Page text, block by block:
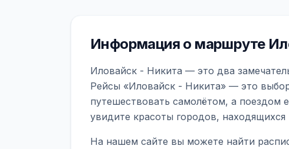
Информация о маршруте
Иловайск - Никита — это два
Рейсы «Иловайск - Никита» — это
путешествовать самолётом, а поездом
увидите красоты городов,
На нашем сайте вы можете найти